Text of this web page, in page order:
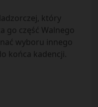
który
go część Walnego
wyboru innego
końca kadencji.